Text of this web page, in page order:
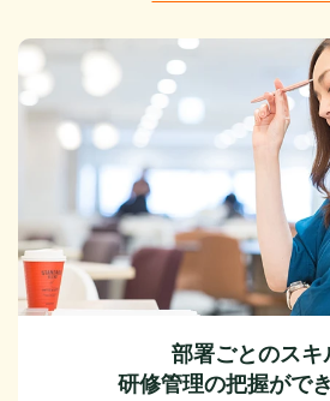
部署ごとのスキ
研修管理の把握がで